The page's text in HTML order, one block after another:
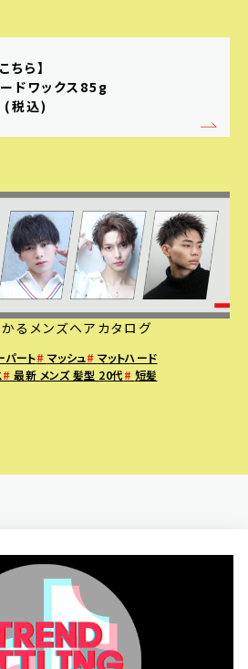
ちら】
ドワックス85g
税込)
るメンズヘアカタログ
パート# マッシュ# マットハード
# 最新 メンズ 髪型 20代# 短髪